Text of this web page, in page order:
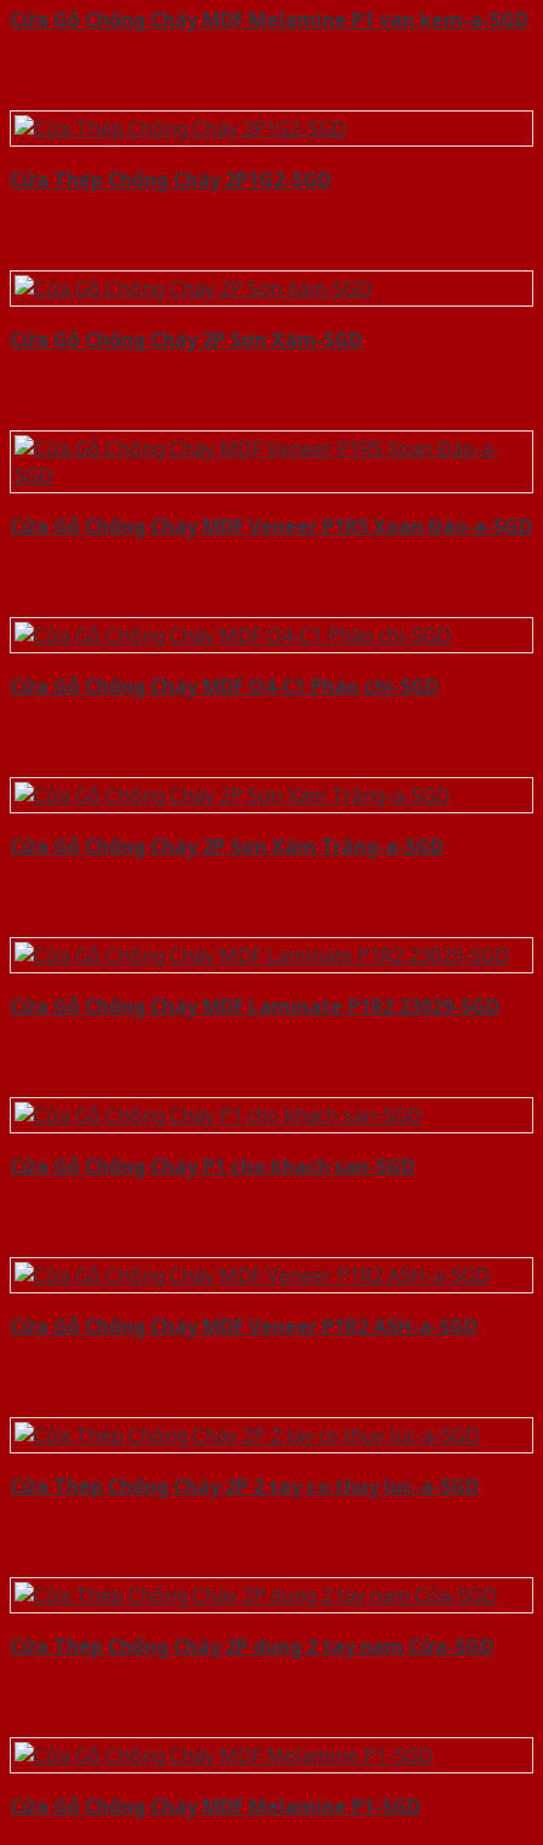
Cửa Gỗ Chống Cháy MDF Melamine P1 van kem-a-SGD
Cửa Thép Chống Cháy 2P1G2-SGD
Cửa Gỗ Chống Cháy 2P Sơn Xám-SGD
Cửa Gỗ Chống Cháy MDF Veneer P1R5 Xoan Đào-a-SGD
Cửa Gỗ Chống Cháy MDF O4-C1 Phào chi-SGD
Cửa Gỗ Chống Cháy 2P Sơn Xám Trắng-a-SGD
Cửa Gỗ Chống Cháy MDF Laminate P1R2 23029-SGD
Cửa Gỗ Chống Cháy P1 cho khach san-SGD
Cửa Gỗ Chống Cháy MDF Veneer P1R2 ASH-a-SGD
Cửa Thép Chống Cháy 2P 2 tay co thuy luc-a-SGD
Cửa Thép Chống Cháy 2P dung 2 tay nam Cửa-SGD
Cửa Gỗ Chống Cháy MDF Melamine P1-SGD